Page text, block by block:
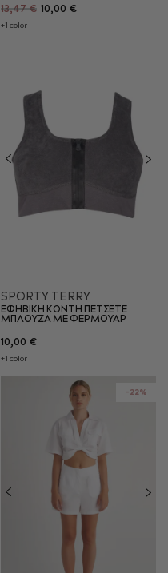
13,47 € 10,00 €
+1 color
SPORTY TERRY
ΕΦΗΒΙΚΗ ΚΟΝΤΗ ΠΕΤΣΕΤΕ
ΜΠΛΟΥΖΑ ΜΕ ΦΕΡΜΟΥΑΡ
10,00 €
+1 color
-22%